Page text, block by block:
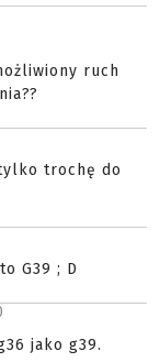
ruch
trochę do
G39 ; D
jako g39.